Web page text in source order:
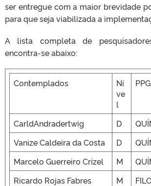
ser entregue com a maior brevidade
para que seja viabilizada a
A lista completa de
encontra-se abaixo:
Contemplados
Ní
ve
l
PPG
CarldAndradertwig D
Vanize Caldeira da Costa
D
Marcelo Guerreiro Crizel
M
Ricardo Rojas Fabres
M